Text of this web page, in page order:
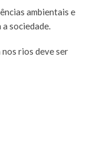
ambientais e
sociedade.
rios deve ser